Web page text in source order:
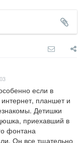
если в
планшет и
Детишки
приехавший в
фонтана
Он все тщательно